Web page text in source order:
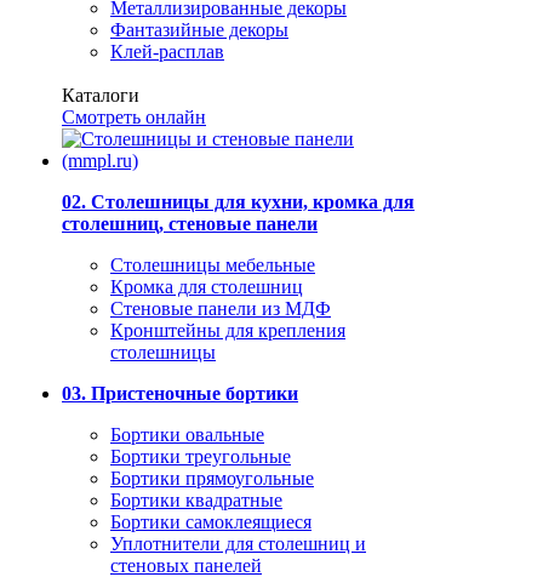
Металлизированные декоры
Фантазийные декоры
Клей-расплав
Каталоги
Смотреть онлайн
02. Столешницы для кухни, кромка для
столешниц, стеновые панели
Столешницы мебельные
Кромка для столешниц
Стеновые панели из МДФ
Кронштейны для крепления
столешницы
03. Пристеночные бортики
Бортики овальные
Бортики треугольные
Бортики прямоугольные
Бортики квадратные
Бортики самоклеящиеся
Уплотнители для столешниц и
стеновых панелей